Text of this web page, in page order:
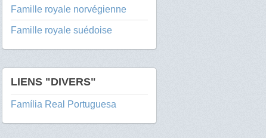
Famille royale norvégienne
Famille royale suédoise
LIENS "DIVERS"
Família Real Portuguesa